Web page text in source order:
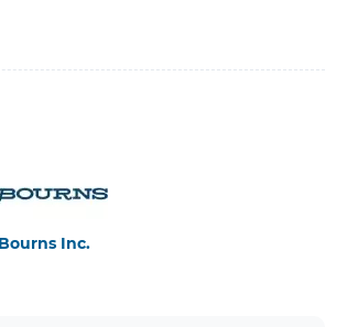
Bourns Inc.